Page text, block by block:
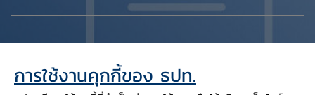
การใช้งานคุกกี้ของ ธปท.